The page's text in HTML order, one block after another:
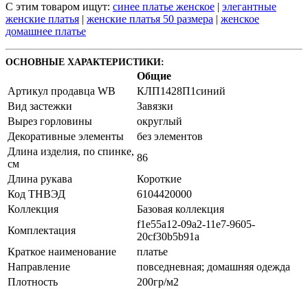
С этим товаром ищут: синее платье женское | элегантные
женские платья | женские платья 50 размера | женское
домашнее платье
ОСНОВНЫЕ ХАРАКТЕРИСТИКИ:
Общие
Артикул продавца WB
КЛП1428П1синий
Вид застежки
Завязки
Вырез горловины
округлый
Декоративные элементы
без элементов
Длина изделия, по спинке,
см
86
Длина рукава
Короткие
Код ТНВЭД
6104420000
Коллекция
Базовая коллекция
Комплектация
f1e55a12-09a2-11e7-9605-
20cf30b5b91a
Краткое наименование
платье
Направление
повседневная; домашняя одежда
Плотность
200гр/м2